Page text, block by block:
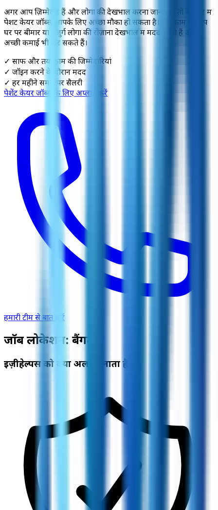
अगर आप ज़िम्मेदार हैं और लोगों की देखभाल करना जानते हैं, तो बैंगलोर में
पेशेंट केयर जॉब्स आपके लिए अच्छा मौका हो सकता है। इस काम में आप
घर पर बीमार या बुज़ुर्ग लोगों की रोज़ाना देखभाल में मदद करते हैं और
अच्छी कमाई भी कर सकते हैं।
✓ साफ और तय काम की जिम्मेदारियां
✓ जॉइन करने के दौरान मदद
✓ हर महीने समय पर सैलरी
पेशेंट केयर जॉब्स के लिए अप्लाई करें
हमारी टीम से बात करें
जॉब लोकेशन: बैंगलोर
ईज़ीहेल्पर्स को क्या अलग बनाता है